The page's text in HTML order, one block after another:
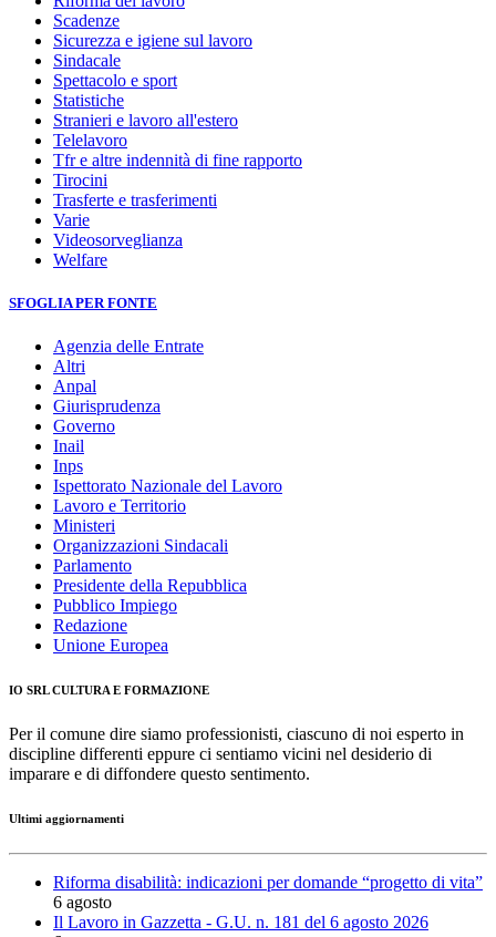
Scadenze
Sicurezza e igiene sul lavoro
Sindacale
Spettacolo e sport
Statistiche
Stranieri e lavoro all'estero
Telelavoro
Tfr e altre indennità di fine rapporto
Tirocini
Trasferte e trasferimenti
Varie
Videosorveglianza
Welfare
SFOGLIA PER FONTE
Agenzia delle Entrate
Altri
Anpal
Giurisprudenza
Governo
Inail
Inps
Ispettorato Nazionale del Lavoro
Lavoro e Territorio
Ministeri
Organizzazioni Sindacali
Parlamento
Presidente della Repubblica
Pubblico Impiego
Redazione
Unione Europea
IO SRL CULTURA E FORMAZIONE
Per il comune dire siamo professionisti, ciascuno di noi esperto in
discipline differenti eppure ci sentiamo vicini nel desiderio di
imparare e di diffondere questo sentimento.
Ultimi aggiornamenti
Riforma disabilità: indicazioni per domande “progetto di vita”
6 agosto
Il Lavoro in Gazzetta - G.U. n. 181 del 6 agosto 2026